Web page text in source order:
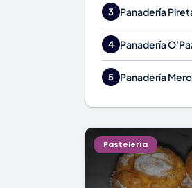
3 Panadería
4 Panadería
5 Panadería
Pastelería